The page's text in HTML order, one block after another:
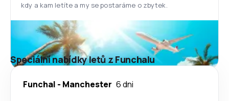
kdy a kam letíte a my se postaráme o zbytek.
Speciální nabídky letů z Funchalu
Funchal - Manchester 6 dni